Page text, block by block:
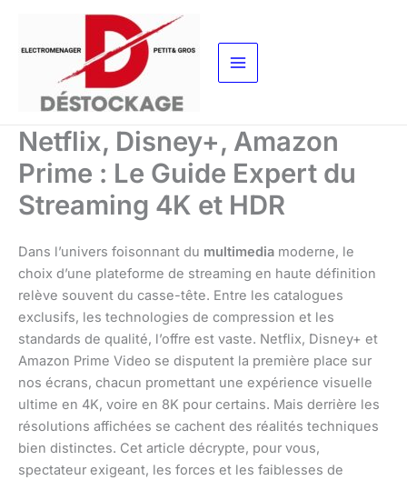
contenu
Netflix, Disney+, Amazon
Prime : Le Guide Expert du
Streaming 4K et HDR
Dans l’univers foisonnant du multimedia moderne, le
choix d’une plateforme de streaming en haute définition
relève souvent du casse-tête. Entre les catalogues
exclusifs, les technologies de compression et les
standards de qualité, l’offre est vaste. Netflix, Disney+ et
Amazon Prime Video se disputent la première place sur
nos écrans, chacun promettant une expérience visuelle
ultime en 4K, voire en 8K pour certains. Mais derrière les
résolutions affichées se cachent des réalités techniques
bien distinctes. Cet article décrypte, pour vous,
spectateur exigeant, les forces et les faiblesses de